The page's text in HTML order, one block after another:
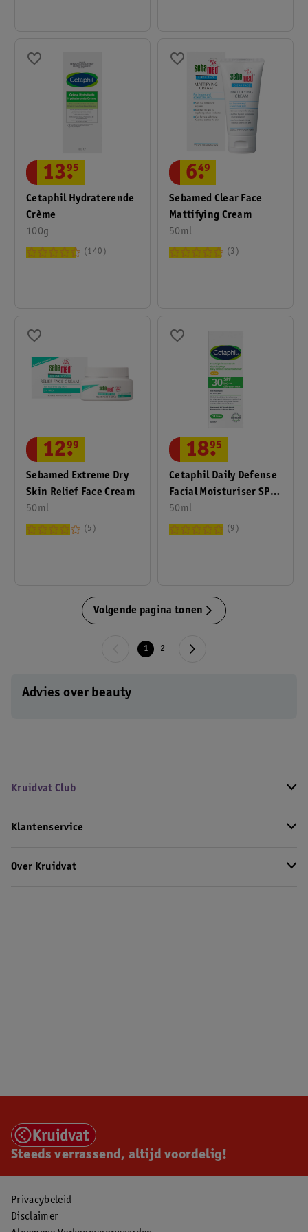
Cetaphil Hydraterende
Crème
100g
13.
95
140
Sebamed Clear Face
Mattifying Cream
50ml
6.
49
3
Sebamed Extreme Dry
Skin Relief Face Cream
50ml
12.
99
5
Cetaphil Daily Defense
Facial Moisturiser SPF
30
50ml
18.
95
9
Volgende pagina tonen
1 2
Advies over beauty
Kruidvat Club
Klantenservice
Over Kruidvat
Steeds verrassend, altijd voordelig!
Privacybeleid
Disclaimer